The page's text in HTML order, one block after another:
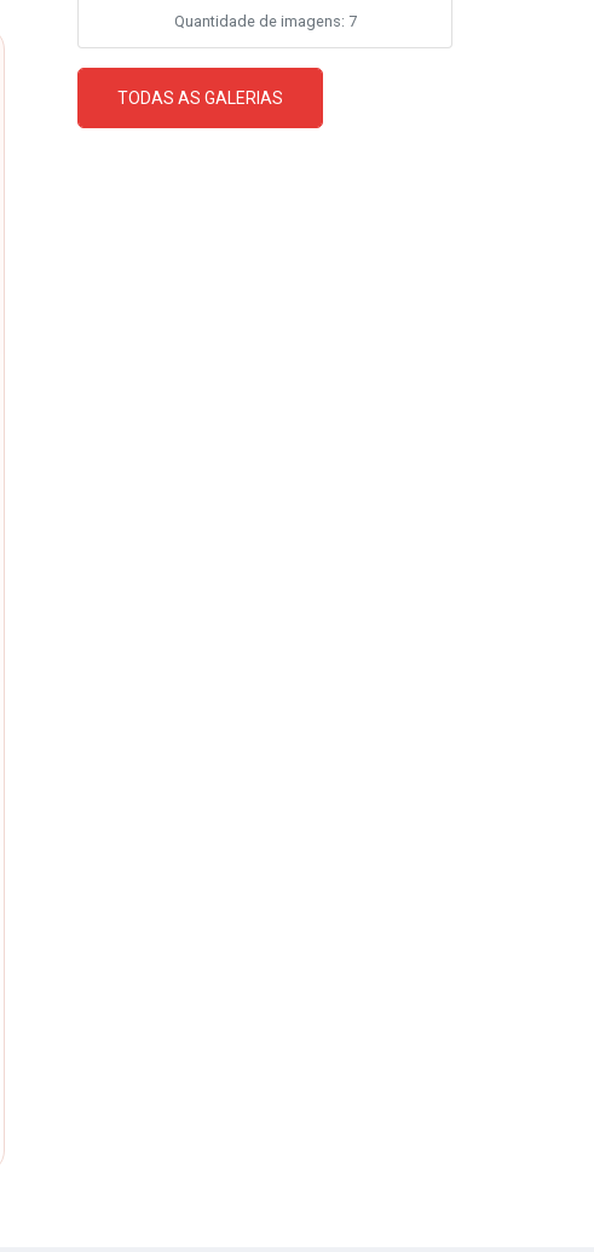
Quantidade de imagens: 7
TODAS AS GALERIAS